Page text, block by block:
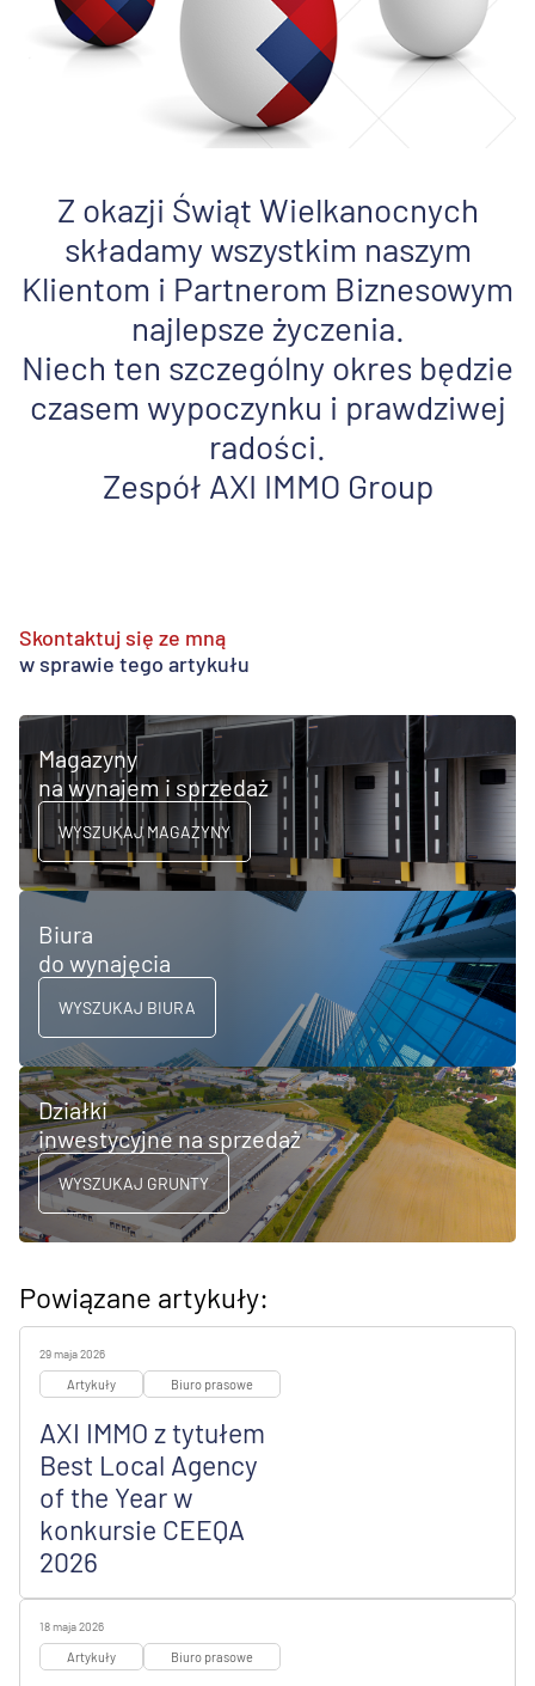
Z okazji Świąt Wielkanocnych
składamy wszystkim naszym
Klientom i Partnerom Biznesowym
najlepsze życzenia.
Niech ten szczególny okres będzie
czasem wypoczynku i prawdziwej
radości.
Zespół AXI IMMO Group
Skontaktuj się ze mną
w sprawie tego artykułu
Magazyny
na wynajem i sprzedaż
WYSZUKAJ MAGAZYNY
Biura
do wynajęcia
WYSZUKAJ BIURA
Działki
inwestycyjne na sprzedaż
WYSZUKAJ GRUNTY
Powiązane artykuły:
29 maja 2026
Artykuły Biuro prasowe
AXI IMMO z tytułem
Best Local Agency
of the Year w
konkursie CEEQA
2026
18 maja 2026
Artykuły Biuro prasowe